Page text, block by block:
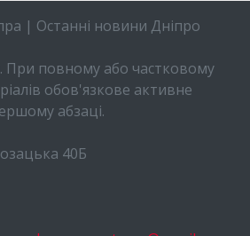
| Останні новини Дніпро
При повному або частковому
обов'язкове активне
абзаці.
40Б